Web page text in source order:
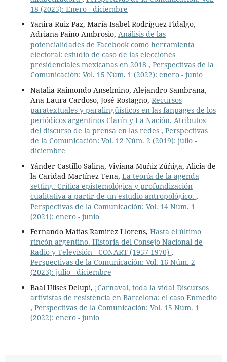
18 (2025): Enero - diciembre
Yanira Ruiz Paz, María-Isabel Rodríguez-Fidalgo,
Adriana Paíno-Ambrosio, Análisis de las
potencialidades de Facebook como herramienta
electoral: estudio de caso de las elecciones
presidenciales mexicanas en 2018 , Perspectivas de la
Comunicación: Vol. 15 Núm. 1 (2022): enero - junio
Natalia Raimondo Anselmino, Alejandro Sambrana,
Ana Laura Cardoso, José Rostagno, Recursos
paratextuales y paralingüísticos en las fanpages de los
periódicos argentinos Clarín y La Nación. Atributos
del discurso de la prensa en las redes , Perspectivas
de la Comunicación: Vol. 12 Núm. 2 (2019): julio -
diciembre
Yánder Castillo Salina, Viviana Muñiz Zúñiga, Alicia de
la Caridad Martínez Tena, La teoría de la agenda
setting. Crítica epistemológica y profundización
cualitativa a partir de un estudio antropológico. ,
Perspectivas de la Comunicación: Vol. 14 Núm. 1
(2021): enero - junio
Fernando Matias Ramirez Llorens, Hasta el último
rincón argentino. Historia del Consejo Nacional de
Radio y Televisión - CONART (1957-1970) ,
Perspectivas de la Comunicación: Vol. 16 Núm. 2
(2023): julio - diciembre
Baal Ulises Delupi, ¡Carnaval, toda la vida! Discursos
artivistas de resistencia en Barcelona: el caso Enmedio
, Perspectivas de la Comunicación: Vol. 15 Núm. 1
(2022): enero - junio